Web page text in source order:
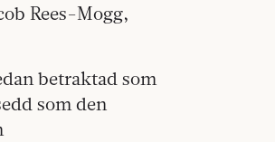
Rees-Mogg,
betraktad som
som den